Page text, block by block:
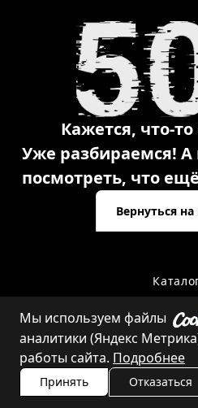
Кажется, что-
Уже разбираемся!
посмотреть, что
Вернуться
Мы используем файлы
аналитики (Яндекс
работы сайта. Подробнее
Принять Отказаться